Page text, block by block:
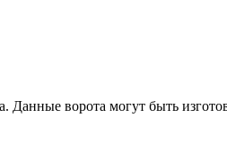
ворота могут быть